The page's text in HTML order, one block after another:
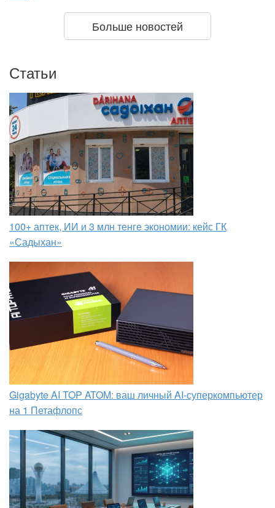
Больше новостей
Статьи
100+ аптек, ИИ и 3 млн тенге экономии: кейс ГК
«Садыхан»
Gigabyte AI TOP ATOM: ваш личный AI-суперкомпьютер
на 1 Петафлопс